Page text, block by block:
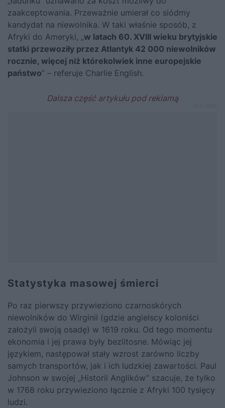
zaakceptowania. Przeważnie umierał co siódmy
kandydat na niewolnika. W taki właśnie sposób, z
Afryki do Ameryki, „w latach 60. XVIII wieku brytyjskie
statki przewoziły przez Atlantyk 42 000 niewolników
rocznie, więcej niż którekolwiek inne europejskie
państwo” – referuje Charlie English.
Statystyka masowej śmierci
Po raz pierwszy przywieziono czarnoskórych
niewolników do Wirginii (gdzie angielscy koloniści
założyli swoją osadę) w 1619 roku. Od tego momentu
ekonomia i jej prawa były bezlitosne. Mówiąc jej
językiem, następował stały wzrost zarówno liczby
samych transportów, jak i ich ludzkiej zawartości. Paul
Johnson w swojej „Historii Anglików” szacuje, że tylko
w 1768 roku przywieziono łącznie z Afryki 100 tysięcy
ludzi.